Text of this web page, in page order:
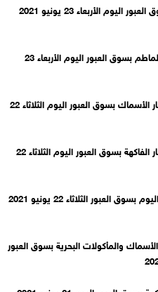
اليوم الأربعاء 23 يونيو 2021
انخفاض أسعار الطماطم بسوق العبور اليوم الأربعاء 23
تعرف على .. أسعار الأسماك بسوق العبور اليوم الثلاثاء 22
تعرف على .. أسعار الفاكهة بسوق العبور اليوم الثلاثاء 22
العبور الثلاثاء 22 يونيو 2021
والمأكولات البحرية بسوق العبور